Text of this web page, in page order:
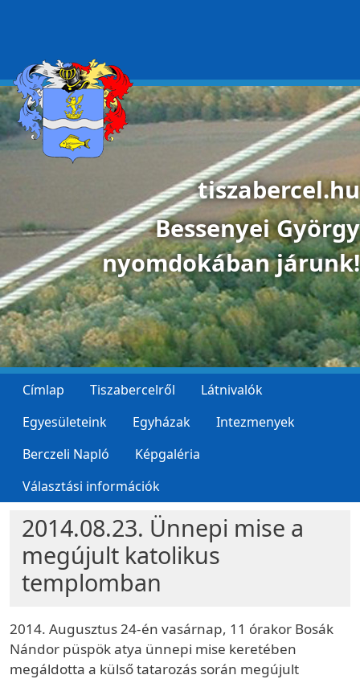
tiszabercel.hu
Bessenyei György
nyomdokában járunk!
Címlap Tiszabercelről
Látnivalók
Egyesületeink
Egyházak
Intezmenyek
Berczeli Napló
Képgaléria
Választási információk
2014.08.23. Ünnepi mise a
megújult katolikus
templomban
2014. Augusztus 24-én vasárnap, 11 órakor Bosák
Nándor püspök atya ünnepi mise keretében
megáldotta a külső tatarozás során megújult